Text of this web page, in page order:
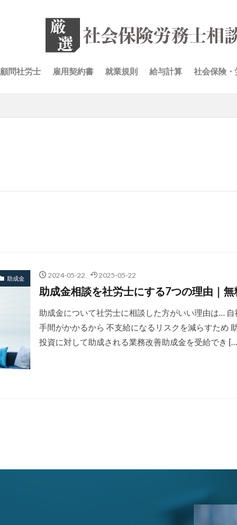
顧問社労士 雇用契約書 就業規則 給与計算 社会保険・
助成金 2024-05-22 2025-05-22
助成金相談を社労士にする7つの理由｜
助成金について社労士に相談した方がいい理由は…
手間がかかるから 不支給になるリスクを減らすため
投資に対して助成される業務改善助成金を受給でき